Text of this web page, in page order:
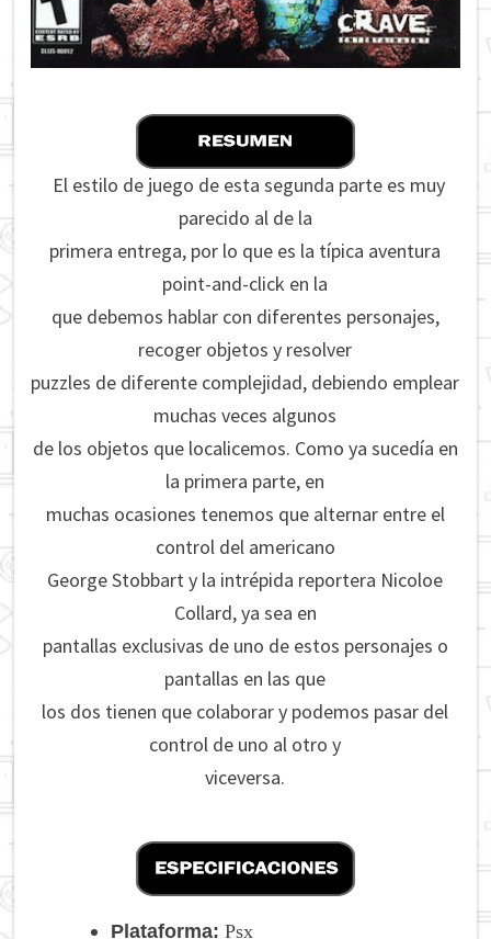
El estilo de juego de esta segunda parte es muy
parecido al de la
primera entrega, por lo que es la típica aventura
point-and-click en la
que debemos hablar con diferentes personajes,
recoger objetos y resolver
puzzles de diferente complejidad, debiendo emplear
muchas veces algunos
de los objetos que localicemos. Como ya sucedía en
la primera parte, en
muchas ocasiones tenemos que alternar entre el
control del americano
George Stobbart y la intrépida reportera Nicoloe
Collard, ya sea en
pantallas exclusivas de uno de estos personajes o
pantallas en las que
los dos tienen que colaborar y podemos pasar del
control de uno al otro y
viceversa.
Plataforma: Psx